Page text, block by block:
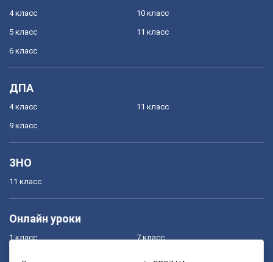
4 класс
5 класс
6 класс
10 класс
11 класс
ДПА
4 класс
9 класс
11 класс
ЗНО
11 класс
Онлайн уроки
1 класс 7 класс